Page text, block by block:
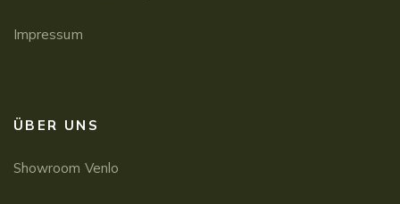
Impressum
ÜBER UNS
Showroom Venlo